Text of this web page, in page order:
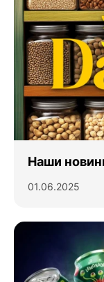
Наши
01.06.2025